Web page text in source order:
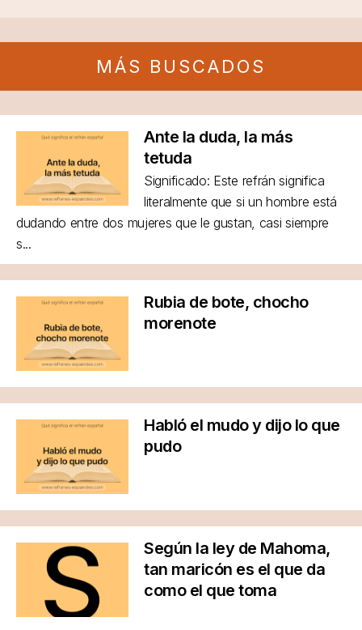
MÁS BUSCADOS
Ante la duda, la más
tetuda
Significado: Este refrán significa
literalmente que si un hombre está
dudando entre dos mujeres que le gustan, casi siempre
s...
Rubia de bote, chocho
morenote
Habló el mudo y dijo lo que
pudo
Según la ley de Mahoma,
tan maricón es el que da
como el que toma